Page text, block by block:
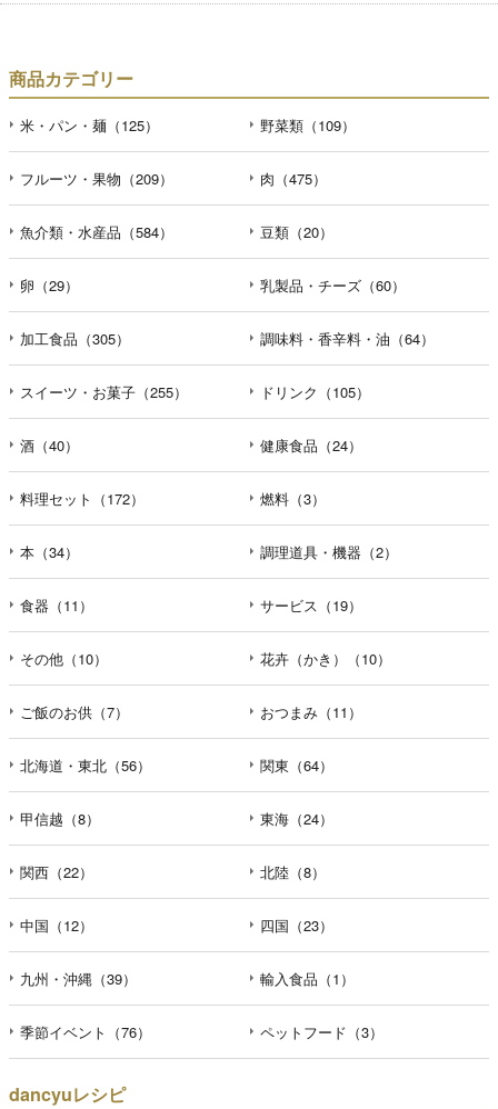
商品カテゴリー
米・パン・麺（125） 野菜類（109）
フルーツ・果物（209） 肉（475）
魚介類・水産品（584） 豆類（20）
卵（29） 乳製品・チーズ（60）
加工食品（305） 調味料・香辛料・油（64）
スイーツ・お菓子（255） ドリンク（105）
酒（40） 健康食品（24）
料理セット（172） 燃料（3）
本（34） 調理道具・機器（2）
食器（11） サービス（19）
その他（10） 花卉（かき）（10）
ご飯のお供（7） おつまみ（11）
北海道・東北（56） 関東（64）
甲信越（8） 東海（24）
関西（22） 北陸（8）
中国（12） 四国（23）
九州・沖縄（39） 輸入食品（1）
季節イベント（76） ペットフード（3）
dancyuレシピ